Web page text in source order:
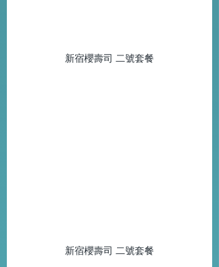
新宿櫻壽司 二號套餐
新宿櫻壽司 二號套餐